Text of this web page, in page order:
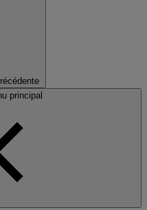
principal